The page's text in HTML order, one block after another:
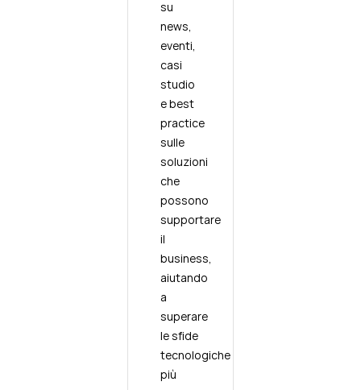
su
news,
eventi,
casi
studio
e best
practice
sulle
soluzioni
che
possono
supportare
il
business,
aiutando
a
superare
le sfide
tecnologiche
più